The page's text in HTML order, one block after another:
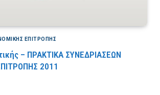
ΕΠΙΤΡΟΠΉΣ
– ΠΡΑΚΤΙΚΑ ΣΥΝΕΔΡΙΑΣΕΩΝ
2011